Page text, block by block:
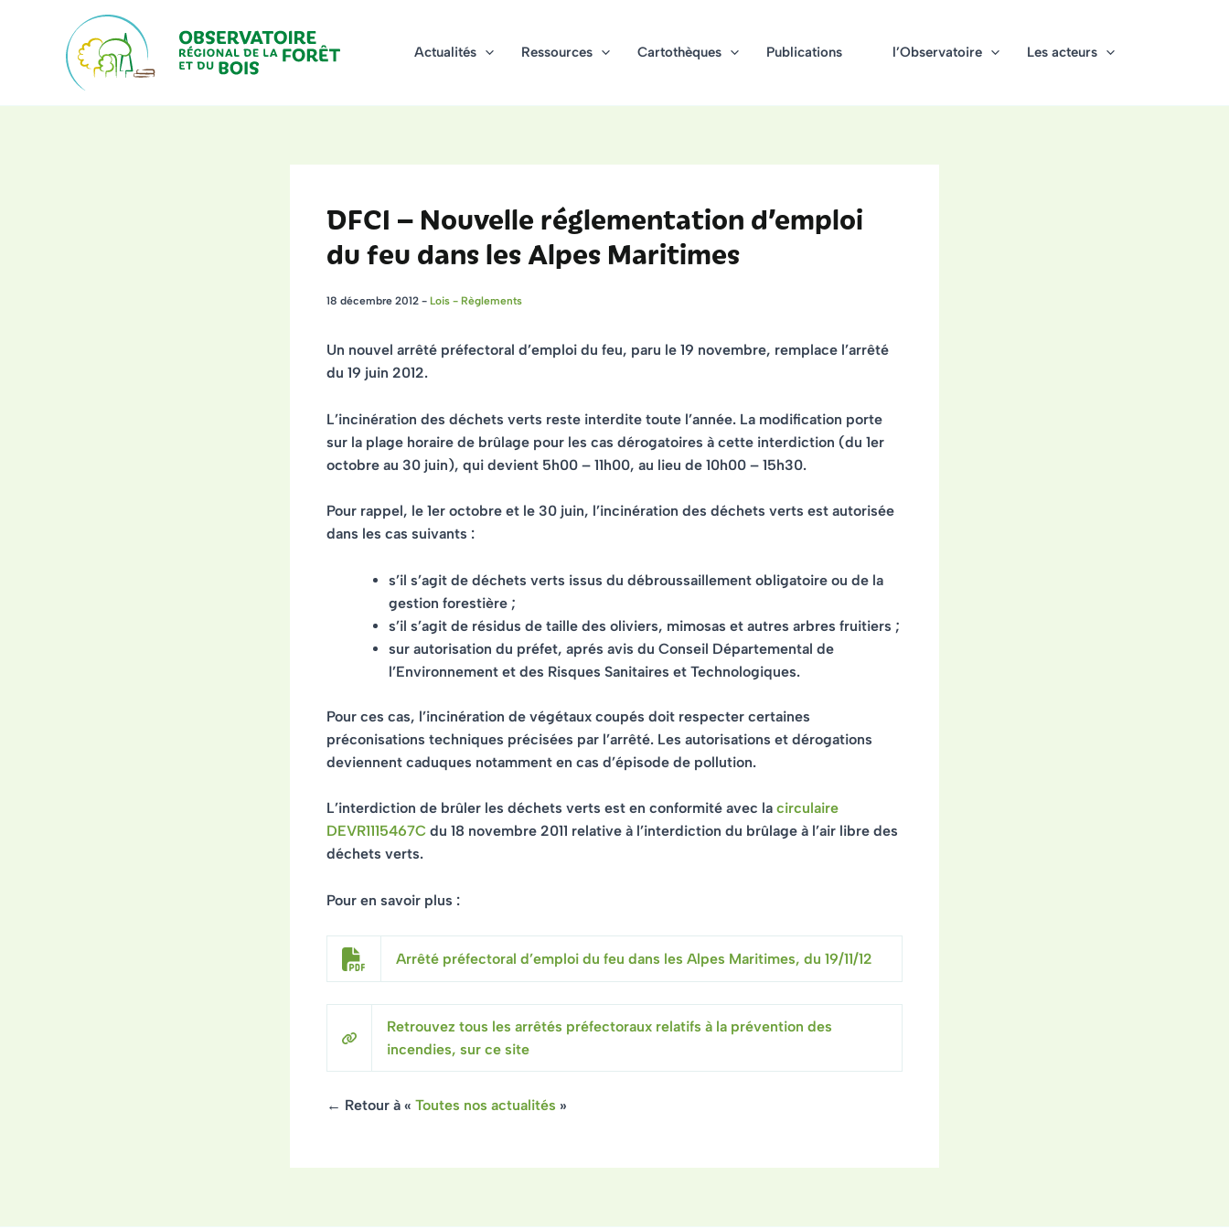
Actualités Ressources Cartothèques Publications l’Observatoire Les acteurs
DFCI – Nouvelle réglementation d’emploi
du feu dans les Alpes Maritimes
18 décembre 2012 - Lois - Règlements
Un nouvel arrêté préfectoral d’emploi du feu, paru le 19 novembre, remplace l’arrêté
du 19 juin 2012.
L’incinération des déchets verts reste interdite toute l’année. La modification porte
sur la plage horaire de brûlage pour les cas dérogatoires à cette interdiction (du 1er
octobre au 30 juin), qui devient 5h00 – 11h00, au lieu de 10h00 – 15h30.
Pour rappel, le 1er octobre et le 30 juin, l’incinération des déchets verts est autorisée
dans les cas suivants :
s’il s’agit de déchets verts issus du débroussaillement obligatoire ou de la
gestion forestière ;
s’il s’agit de résidus de taille des oliviers, mimosas et autres arbres fruitiers ;
sur autorisation du préfet, aprés avis du Conseil Départemental de
l’Environnement et des Risques Sanitaires et Technologiques.
Pour ces cas, l’incinération de végétaux coupés doit respecter certaines
préconisations techniques précisées par l’arrêté. Les autorisations et dérogations
deviennent caduques notamment en cas d’épisode de pollution.
L’interdiction de brûler les déchets verts est en conformité avec la circulaire
DEVR1115467C du 18 novembre 2011 relative à l’interdiction du brûlage à l’air libre des
déchets verts.
Pour en savoir plus :
Arrêté préfectoral d’emploi du feu dans les Alpes Maritimes, du 19/11/12
Retrouvez tous les arrêtés préfectoraux relatifs à la prévention des
incendies, sur ce site
← Retour à « Toutes nos actualités »